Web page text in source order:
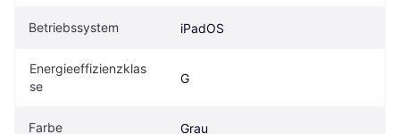
Betriebssystem iPadOS
Energieeffizienzklas
se
G
Farbe Grau